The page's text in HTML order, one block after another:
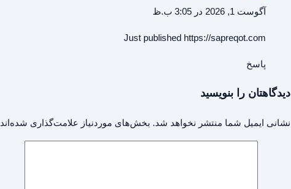
آگوست 1, 2026 در 3:05 ب.ظ
Just published https://sapreqot.com
پاسخ
دیدگاهتان را بنویسید
نشانی ایمیل شما منتشر نخواهد شد. بخش‌های موردنیاز علامت‌گذاری شده‌اند